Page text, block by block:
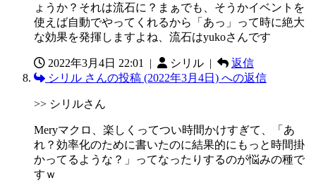
ょうか？それは流石に？まぁでも、そうかイベントを
使えば自動でやってくれるから「あっ」って時に絶大
な効果を発揮しますよね、流石はyukoさんです
2022年3月4日 22:01 | シリル |
返信
シリル さんの投稿 (2022年3月4日) への返信
>> シリルさん
Meryマクロ、楽しくってつい時間かけすぎて、「あ
れ？効率化のために書いたのに結果的にもっと時間掛
かってるような？」ってなったりするのが悩みの種で
すｗ